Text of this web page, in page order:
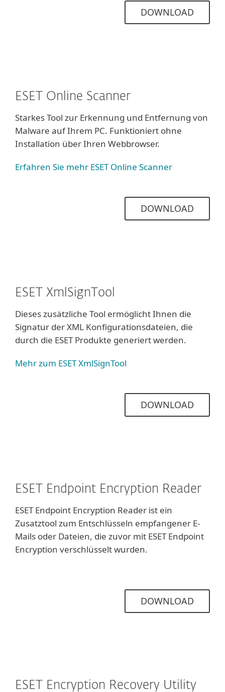
DOWNLOAD
ESET Online Scanner
Starkes Tool zur Erkennung und Entfernung von
Malware auf Ihrem PC. Funktioniert ohne
Installation über Ihren Webbrowser.
Erfahren Sie mehr ESET Online Scanner
DOWNLOAD
ESET XmlSignTool
Dieses zusätzliche Tool ermöglicht Ihnen die
Signatur der XML Konfigurationsdateien, die
durch die ESET Produkte generiert werden.
Mehr zum ESET XmlSignTool
DOWNLOAD
ESET Endpoint Encryption Reader
ESET Endpoint Encryption Reader ist ein
Zusatztool zum Entschlüsseln empfangener E-
Mails oder Dateien, die zuvor mit ESET Endpoint
Encryption verschlüsselt wurden.
DOWNLOAD
ESET Encryption Recovery Utility